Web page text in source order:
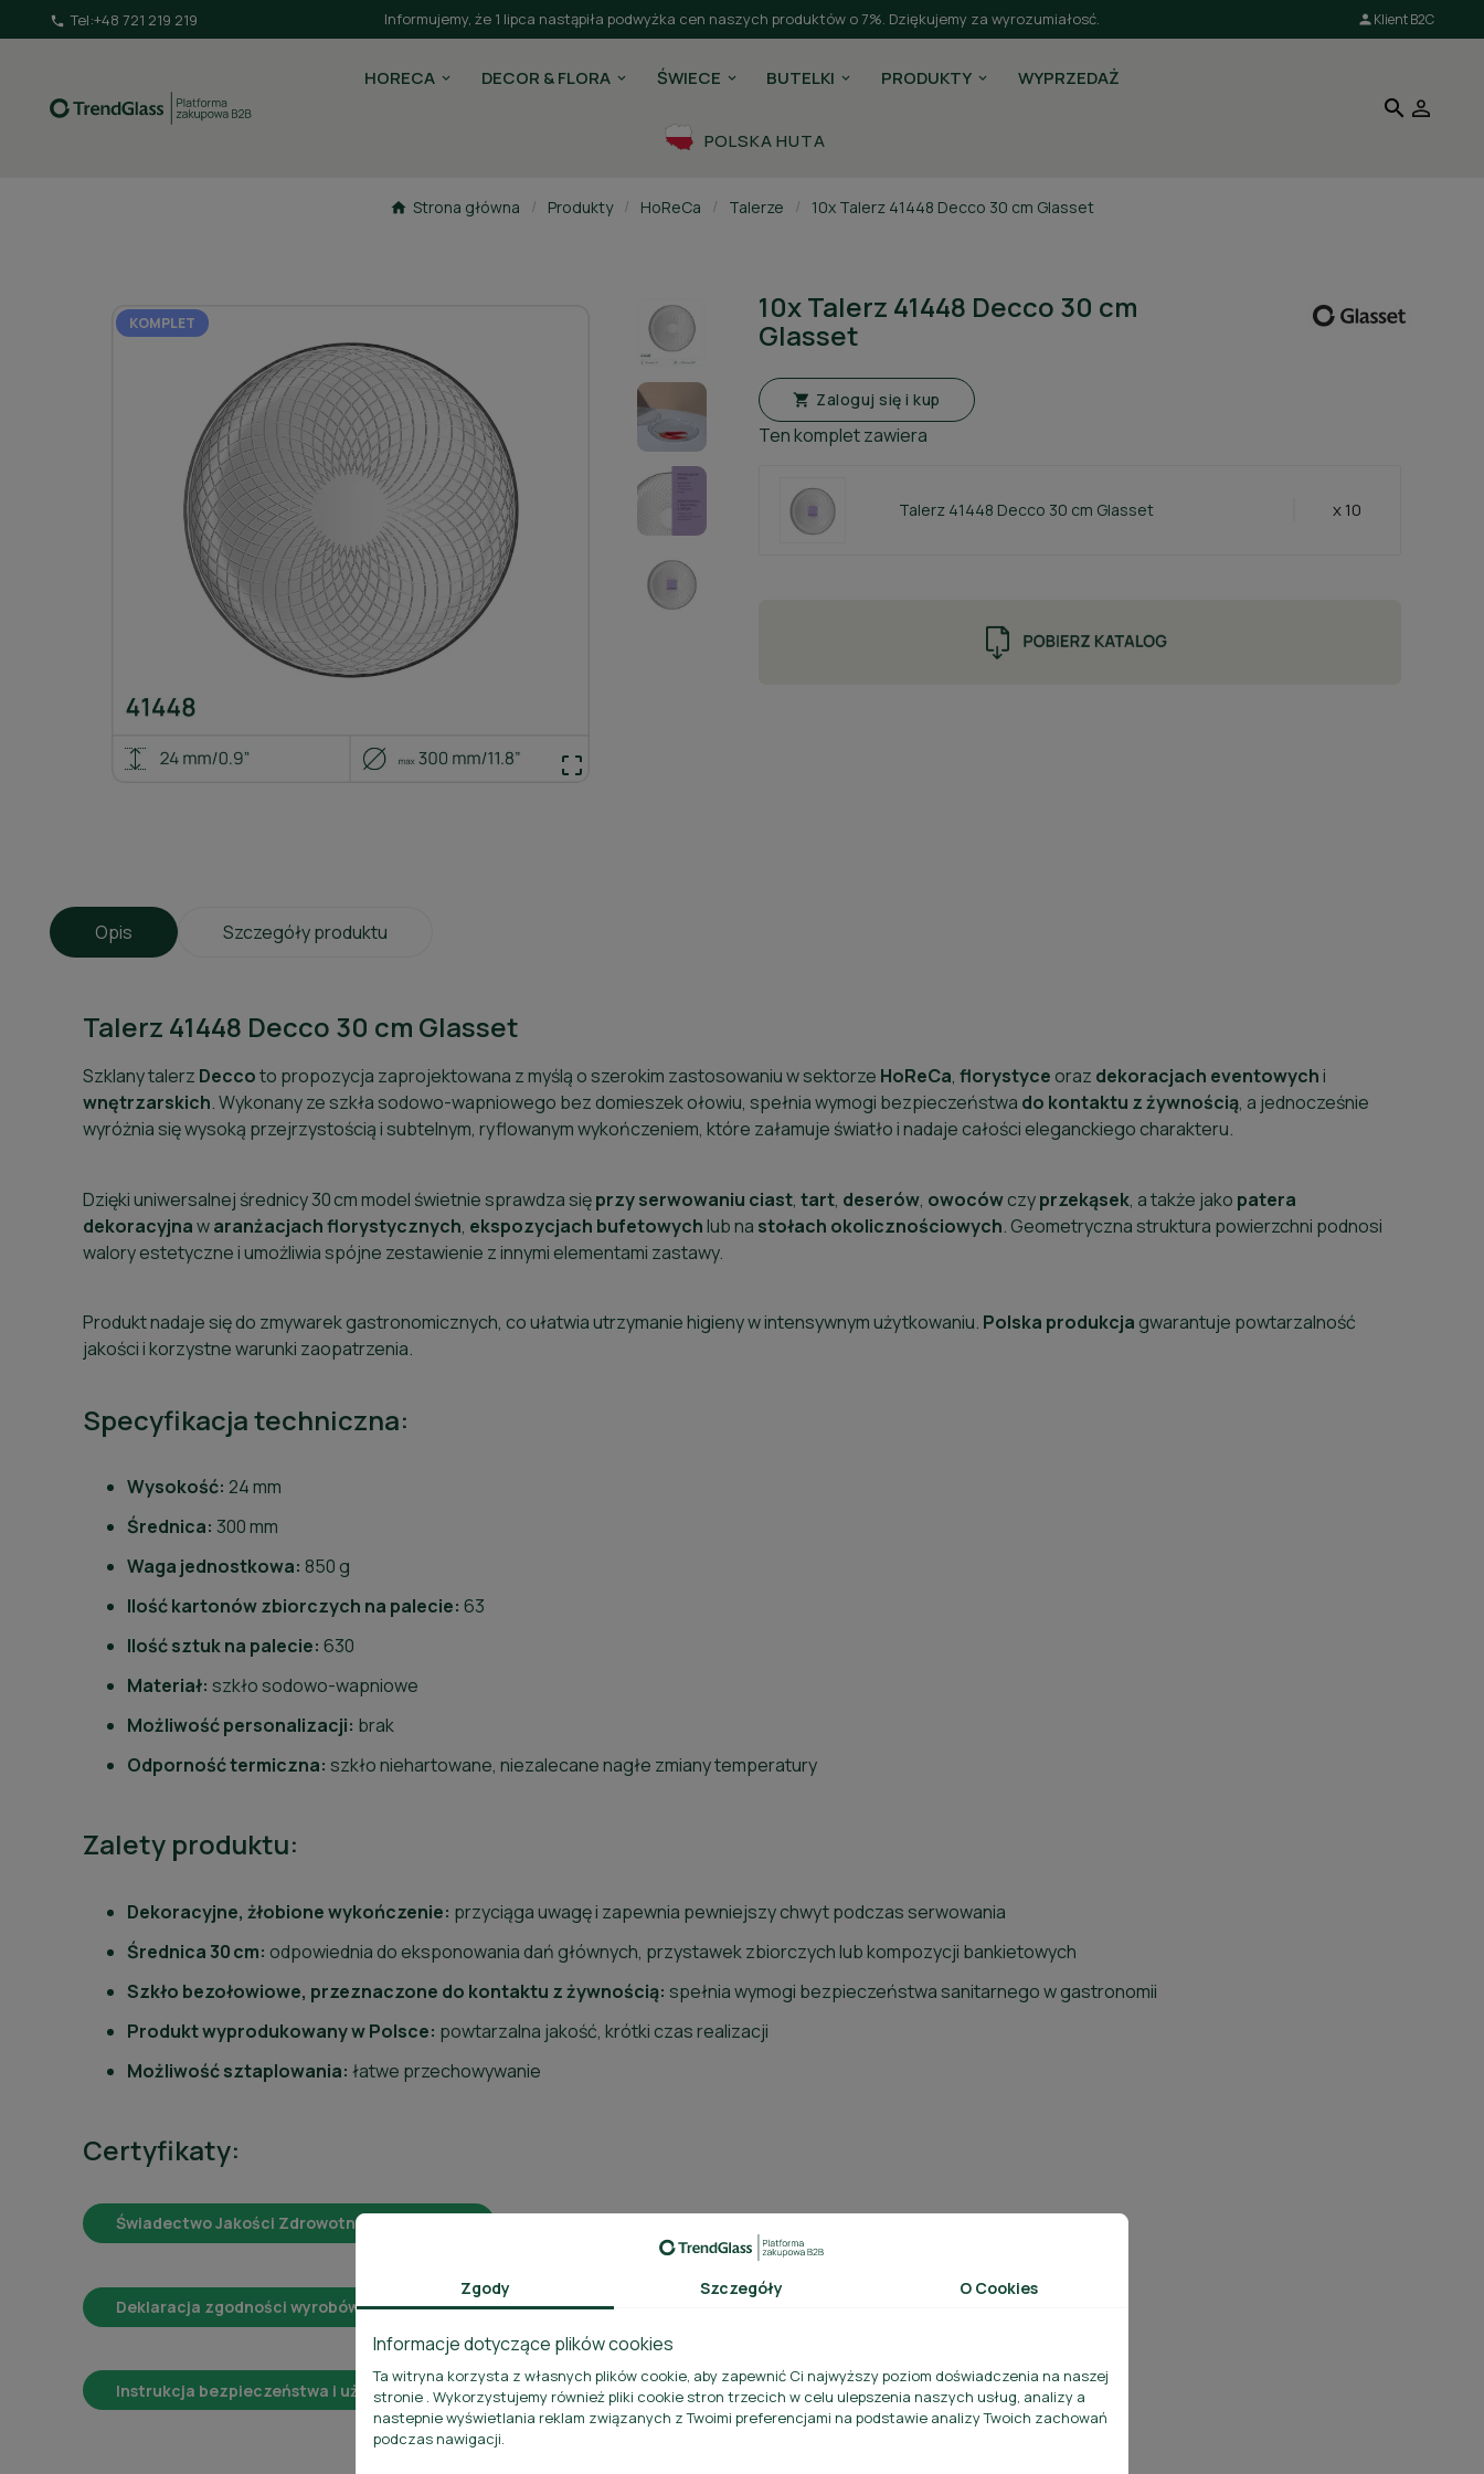
 Tel:+48 721 219 219 Informujemy, że 1 lipca nastąpiła podwyżka cen naszych produktów o 7%. Dziękujemy za wyrozumiałosć.  Klient B2C
HORECA DECOR & FLORA ŚWIECE BUTELKI PRODUKTY WYPRZEDAŻ
POLSKA HUTA

Strona główna Produkty HoReCa Talerze 10x Talerz 41448 Decco 30 cm Glasset
KOMPLET

10x Talerz 41448 Decco 30 cm
Glasset
 Zaloguj się i kup
Ten komplet zawiera
Talerz 41448 Decco 30 cm Glasset x 10
Opis Szczegóły produktu
Talerz 41448 Decco 30 cm Glasset
Szklany talerz Deccoto propozycja zaprojektowana z myślą o szerokim zastosowaniu w sektorze HoReCa, florystyceoraz dekoracjach eventowychi
wnętrzarskich. Wykonany ze szkła sodowo-wapniowego bez domieszek ołowiu, spełnia wymogi bezpieczeństwa do kontaktu zżywnością, a jednocześnie
wyróżnia się wysoką przejrzystością i subtelnym, ryflowanym wykończeniem, które załamuje światło i nadaje całości eleganckiego charakteru.
Dzięki uniwersalnej średnicy 30 cm model świetnie sprawdza sięprzyserwowaniu ciast, tart, deserów, owocówczyprzekąsek, a także jako patera
dekoracyjnawaranżacjachflorystycznych, ekspozycjach bufetowychlub na stołach okolicznościowych. Geometryczna struktura powierzchni podnosi
walory estetyczne i umożliwia spójne zestawienie z innymi elementami zastawy.
Produkt nadaje się do zmywarek gastronomicznych, co ułatwia utrzymanie higieny w intensywnym użytkowaniu. Polska produkcja gwarantuje powtarzalność
jakości i korzystne warunki zaopatrzenia.
Specyfikacja techniczna:
Wysokość: 24 mm
Średnica: 300 mm
Waga jednostkowa: 850 g
Ilość kartonów zbiorczych na palecie: 63
Ilość sztuk na palecie: 630
Materiał: szkło sodowo-wapniowe
Możliwość personalizacji: brak
Odporność termiczna: szkło niehartowane, niezalecane nagłe zmiany temperatury
Zalety produktu:
Dekoracyjne, żłobione wykończenie: przyciąga uwagę i zapewnia pewniejszy chwyt podczas serwowania
Średnica 30 cm: odpowiednia do eksponowania dań głównych, przystawek zbiorczych lub kompozycji bankietowych
Szkło bezołowiowe, przeznaczone do kontaktu z żywnością: spełnia wymogi bezpieczeństwa sanitarnego w gastronomii
Produkt wyprodukowany w Polsce: powtarzalna jakość, krótki czas realizacji
Możliwość sztaplowania: łatwe przechowywanie
Certyfikaty:
Świadectwo Jakości Zdrowotnej - atest PZH
Deklaracja zgodności wyrobów szklanych
Instrukcja bezpieczeństwa i użytkowania szkła
Zgody Szczegóły O Cookies
Informacje dotyczące plików cookies
Ta witryna korzysta z własnych plików cookie, aby zapewnić Ci najwyższy poziom doświadczenia na naszej
stronie . Wykorzystujemy również pliki cookie stron trzecich w celu ulepszenia naszych usług, analizy a
nastepnie wyświetlania reklam związanych z Twoimi preferencjami na podstawie analizy Twoich zachowań
podczas nawigacji.